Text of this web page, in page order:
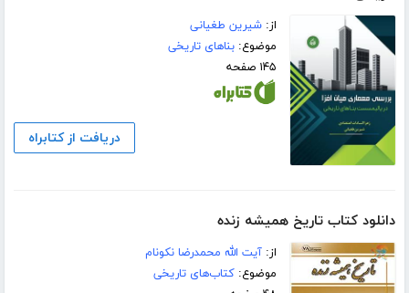
از:شیرین طغیانی
موضوع:بناهای تاریخی
۱۴۵ صفحه
دریافت از کتابراه
دانلود کتاب تاریخ همیشه زنده
از:آیت الله محمدرضا نکونام
موضوع:کتاب‌های تاریخی